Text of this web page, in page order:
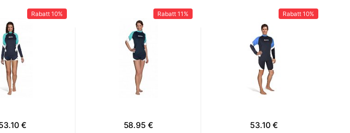
Rabatt 10%
€
Rabatt 11%
58.95 €
Rabatt 10%
53.10 €